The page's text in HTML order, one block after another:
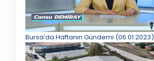
Bursa’da Haftanın Gündemi (06.01.2023)